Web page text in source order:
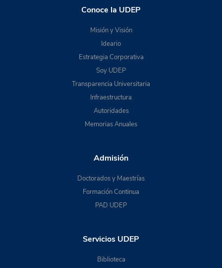
Conoce la UDEP
Misión y Visión
Ideario
Estrategia Corporativa
Soy UDEP
Transparencia Universitaria
Infraestructura
Autoridades
Memorias Anuales
Admisión
Doctorados y Maestrías
Formación Continua
PAD UDEP
Servicios UDEP
Biblioteca